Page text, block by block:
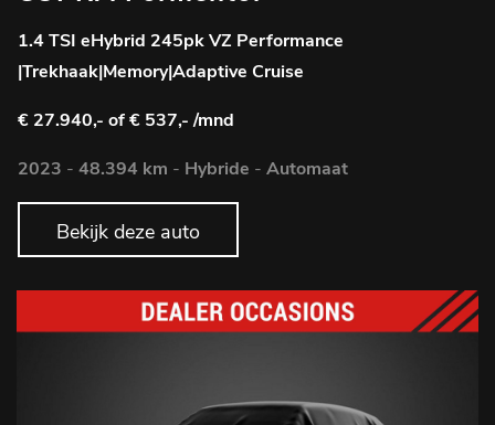
1.4 TSI eHybrid 245pk VZ Performance
|Trekhaak|Memory|Adaptive Cruise
€ 27.940,- of € 537,- /mnd
2023 - 48.394 km - Hybride - Automaat
Bekijk deze auto